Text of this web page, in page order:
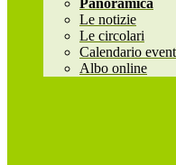
Panoramica
Le notizie
Le circolari
Calendario
Albo online